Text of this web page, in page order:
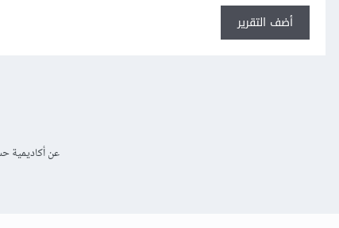
أضف التقرير
عن أكاديمية